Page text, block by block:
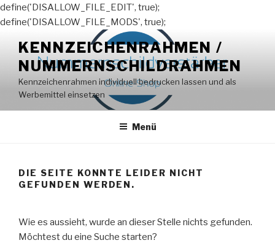
define('DISALLOW_FILE_EDIT', true);
define('DISALLOW_FILE_MODS', true);
Inhalt
springen
KENNZEICHENRAHMEN /
NUMMERNSCHILDRAHMEN
Kennzeichenrahmen individuell bedrucken lassen und als
Werbemittel einsetzen
Menü
DIE SEITE KONNTE LEIDER NICHT
GEFUNDEN WERDEN.
Wie es aussieht, wurde an dieser Stelle nichts gefunden.
Möchtest du eine Suche starten?